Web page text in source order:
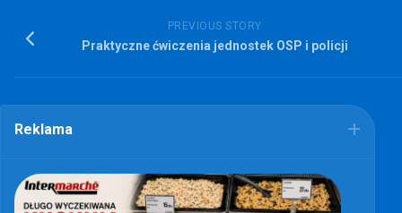
PREVIOUS STORY
Praktyczne ćwiczenia jednostek OSP i policji
Reklama